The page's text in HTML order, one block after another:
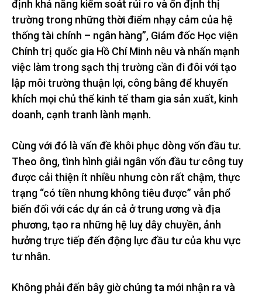
định khả năng kiểm soát rủi ro và ổn định thị
trường trong những thời điểm nhạy cảm của hệ
thống tài chính – ngân hàng”, Giám đốc Học viện
Chính trị quốc gia Hồ Chí Minh nêu và nhấn mạnh
việc làm trong sạch thị trường cần đi đôi với tạo
lập môi trường thuận lợi, công bằng để khuyến
khích mọi chủ thể kinh tế tham gia sản xuất, kinh
doanh, cạnh tranh lành mạnh.
Cùng với đó là vấn đề khôi phục dòng vốn đầu tư.
Theo ông, tình hình giải ngân vốn đầu tư công tuy
được cải thiện ít nhiều nhưng còn rất chậm, thực
trạng “có tiền nhưng không tiêu được” vẫn phổ
biến đối với các dự án cả ở trung ương và địa
phương, tạo ra những hệ luỵ dây chuyền, ảnh
hưởng trực tiếp đến động lực đầu tư của khu vực
tư nhân.
Không phải đến bây giờ chúng ta mới nhận ra và